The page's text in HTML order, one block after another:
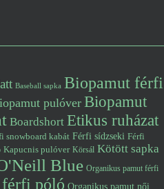
Baseball sapka Biopamut férfi
pulóverBiopamut
Boardshort Etikus ruházat
snowboard kabát Férfi sídzseki Férfi
Kapucnis pulóver Körsál Kötött sapka
Blue Organikus pamut férfi
férfi póló Organikus pamut női